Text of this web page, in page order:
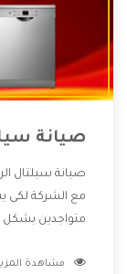
صيانة
صيانة سيلتال
مع الشركة لكى
متواجدين بشكل
الشركة بها
مشاهدة